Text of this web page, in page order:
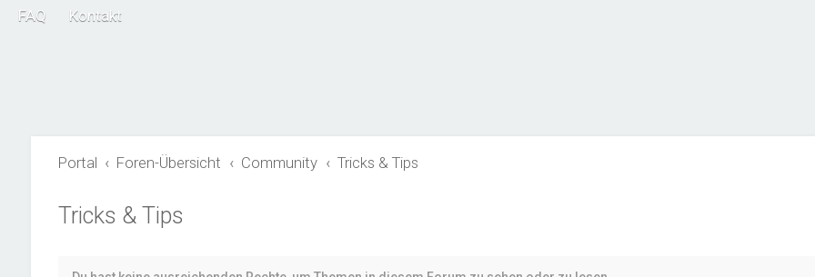
FAQ Kontakt
Portal Foren-Übersicht Community Tricks & Tips
Tricks & Tips